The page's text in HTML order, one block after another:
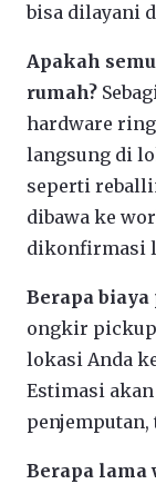
bisa dilayani
Apakah
rumah?
hardware
langsung di
seperti
dibawa ke
dikonfirmasi
Berapa
ongkir
lokasi Anda
Estimasi
penjemputan,
Berapa lama